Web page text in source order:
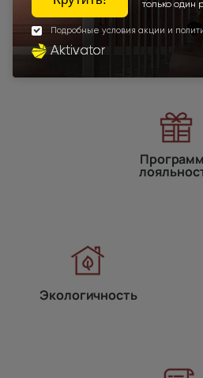
Наши преимущества
Экологичность